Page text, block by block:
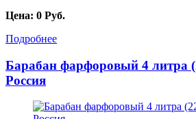
Цена: 0 Руб.
Подробнее
Барабан фарфоровый 4 литра
Россия